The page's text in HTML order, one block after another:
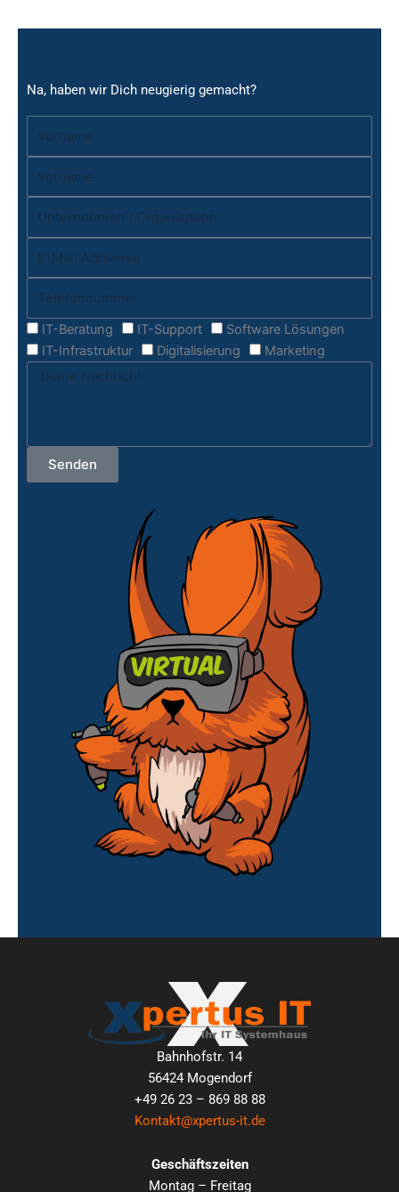
Na, haben wir Dich neugierig gemacht?
IT-Beratung IT-Support
Software Lösungen
IT-Infrastruktur
Digitalisierung Marketing
Senden
Bahnhofstr. 14
56424 Mogendorf
+49 26 23 – 869 88 88
Kontakt@xpertus-it.de
Geschäftszeiten
Montag – Freitag